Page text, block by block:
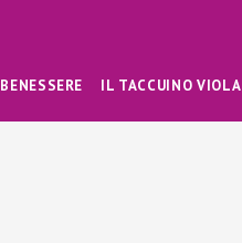
BENESSERE IL TACCUINO VIOLA